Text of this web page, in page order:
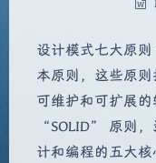
设计模式七大原
本原则，这些原则
可维护和可扩展
“SOLID” 原则
计和编程的五大核